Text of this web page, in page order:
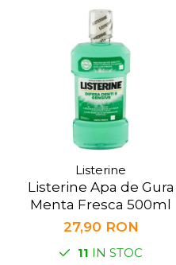
Condimente & Sare
Zahăr & Îndulcitori
Lapte & Condensat
Creme & Esente
Paste Italiene
Orez & PolentaListerine
Listerine Apa de Gura
Menta Fresca 500ml
27,90 RON
11 IN STOC